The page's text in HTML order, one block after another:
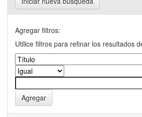
Agregar filtros:
Utilice filtros para refinar los resultados